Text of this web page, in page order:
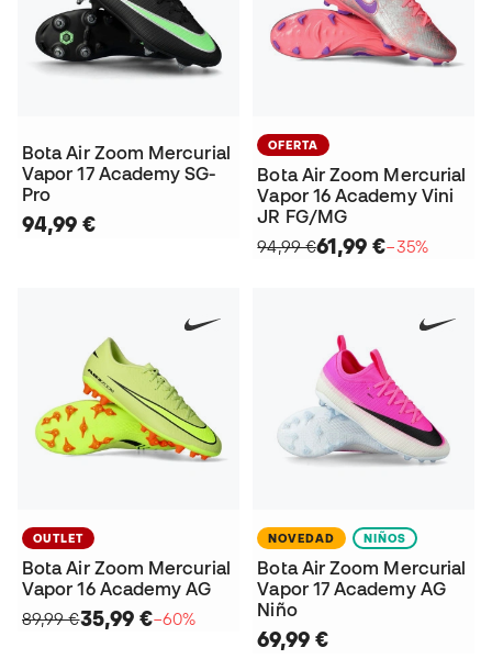
Bota Air Zoom Mercurial
Vapor 17 Academy SG-
Pro
94,99 €
OFERTA
Bota Air Zoom Mercurial
Vapor 16 Academy Vini
JR FG/MG
94,99 €61,99 €−35%
OUTLET
Bota Air Zoom Mercurial
Vapor 16 Academy AG
89,99 €35,99 €−60%
NOVEDAD NIÑOS
Bota Air Zoom Mercurial
Vapor 17 Academy AG
Niño
69,99 €